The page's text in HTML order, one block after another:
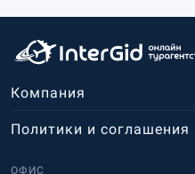
Компания
ОФИС
Политики и соглашения